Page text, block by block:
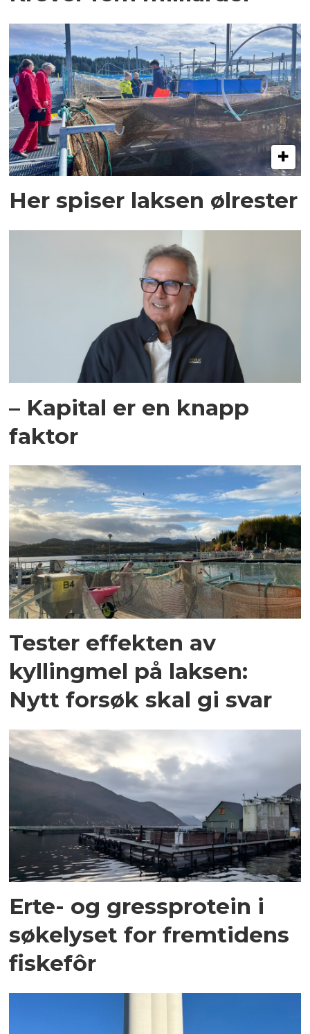
Her spiser laksen ølrester
– Kapital er en knapp
faktor
Tester effekten av
kyllingmel på laksen:
Nytt forsøk skal gi svar
Erte- og gressprotein i
søkelyset for fremtidens
fiskefôr